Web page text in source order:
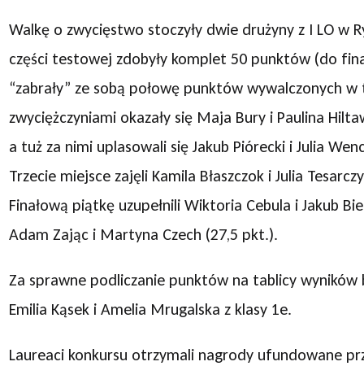
Walkę o zwycięstwo stoczyły dwie drużyny z I LO w
części testowej zdobyły komplet 50 punktów (do
“zabrały” ze sobą połowę punktów wywalczonych
zwyciężczyniami okazały się Maja Bury i Paulina
a tuż za nimi uplasowali się Jakub Piórecki i Julia
Trzecie miejsce zajęli Kamila Błaszczok i Julia
Finałową piątkę uzupełnili Wiktoria Cebula i Jakub
Adam Zając i Martyna Czech (27,5 pkt.).
Za sprawne podliczanie punktów na tablicy wyników
Emilia Kąsek i Amelia Mrugalska z klasy 1e.
Laureaci konkursu otrzymali nagrody ufundowane